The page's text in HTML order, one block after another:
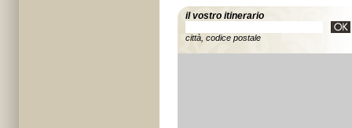
il vostro itinerario
città, codice postale